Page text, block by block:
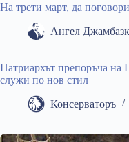
На трети март, да
Ангел
Патриархът препоръча на
служи по нов стил
Консерваторъ